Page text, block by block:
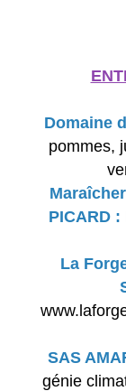
Domaine
pommes,
PICARD :
La
SAS
génie